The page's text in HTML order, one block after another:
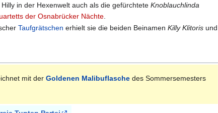
in der Hexenwelt auch als die gefürchteteKnoblauchlinda
der Osnabrücker Nächte
Taufgrätschen erhielt sie die beiden BeinamenKilly Klitoris und
mit der Goldenen Malibuflasche des Sommersemesters